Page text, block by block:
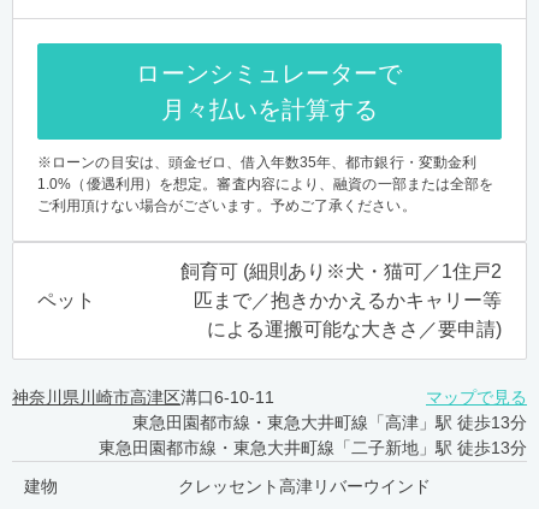
ローンシミュレーターで
月々払いを計算する
※ローンの目安は、頭金ゼロ、借入年数35年、都市銀行・変動金利
1.0%（優遇利用）を想定。審査内容により、融資の一部または全部を
ご利用頂けない場合がございます。予めご了承ください。
ペット
飼育可 (細則あり※犬・猫可／1住戸2
匹まで／抱きかかえるかキャリー等
による運搬可能な大きさ／要申請)
神奈川県川崎市高津区溝口6-10-11
マップで見る
東急田園都市線・東急大井町線「高津」駅 徒歩13分
東急田園都市線・東急大井町線「二子新地」駅 徒歩13分
建物
クレッセント高津リバーウインド